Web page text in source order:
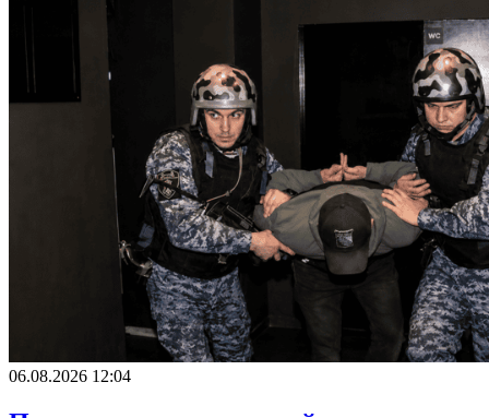
06.08.2026 12:04